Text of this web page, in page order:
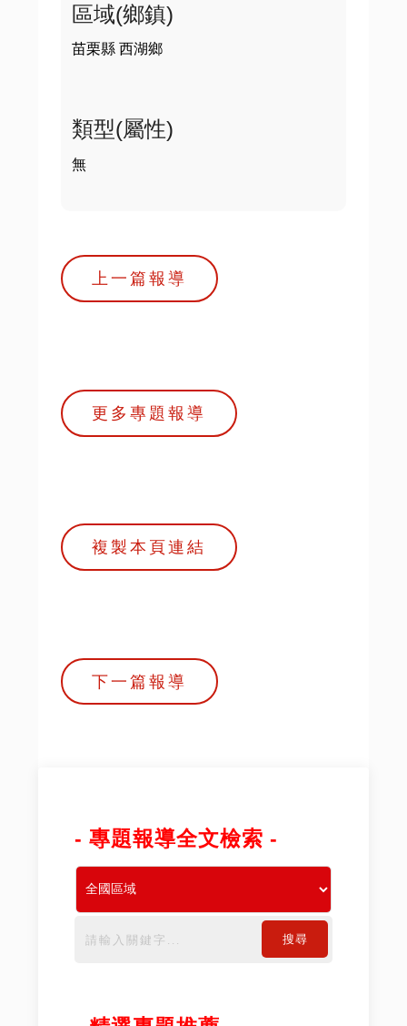
區域(鄉鎮)
苗栗縣 西湖鄉
類型(屬性)
無
上一篇報導
更多專題報導
複製本頁連結
下一篇報導
- 專題報導全文檢索 -
搜尋